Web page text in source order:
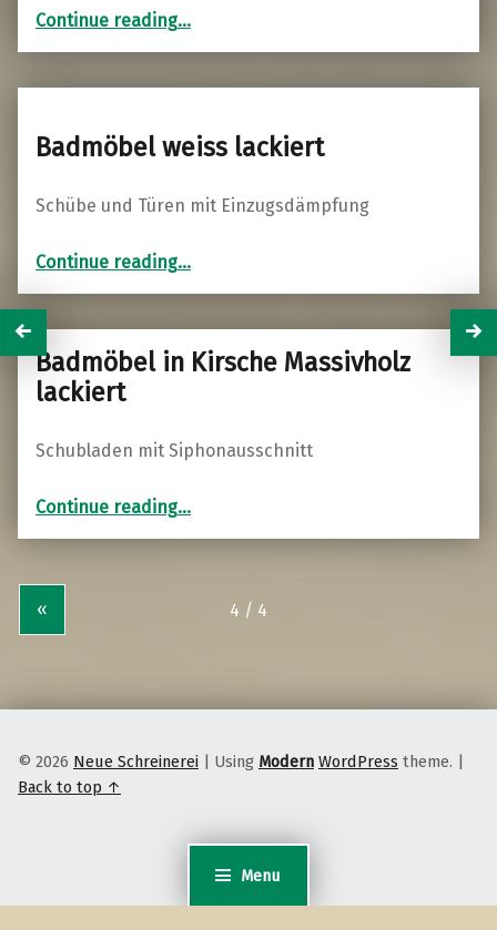
Menu
Continue reading“Bett in Eiche Massivholz weiss geölt”
…
Badmöbel weiss lackiert
Schübe und Türen mit Einzugsdämpfung
Continue reading…
Badmöbel in Kirsche Massivholz
lackiert
Schubladen mit Siphonausschnitt
Continue reading“Badmöbel in Kirsche Massivholz lackiert”
…
«
© 2026 Neue Schreinerei | Using Modern WordPress theme. |
Back to top ↑